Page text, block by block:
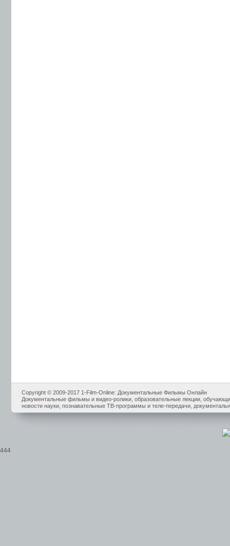
Copyright © 2009-2017 1-Film-Online: Документальные Фильмы Онлайн
Документальные фильмы и видео-ролики, образовательные лекции,
новости науки, познавательные ТВ-программы и теле-передачи,
444